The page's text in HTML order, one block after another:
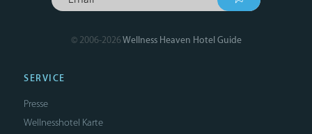
© 2006-2026Wellness Heaven Hotel Guide
SERVICE
Presse
Wellnesshotel Karte